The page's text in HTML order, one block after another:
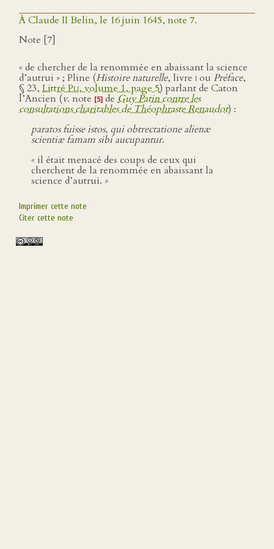
À Claude II Belin, le 16 juin 1645, note 7.
Note [7]
« de chercher de la renommée en abaissant la science
d’autrui » ; Pline (Histoire naturelle, livre iou Préface,
§ 23, LittréPli, volume 1, page 5) parlant de Caton
l’Ancien (v. note [5] de Guy Patin contre les
consultations charitables de Théophraste Renaudot) :
paratos fuisse istos, qui obtrectatione alienæ
scientiæ famam sibi aucupantur.
« il était menacé des coups de ceux qui
cherchent de la renommée en abaissant la
science d’autrui. »
Imprimer cette note
Citer cette note